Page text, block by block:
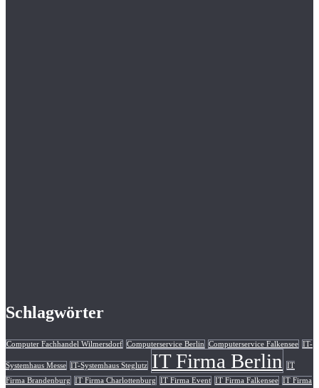
Schlagwörter
Computer Fachhandel Wilmersdorf Computerservice Berlin Computerservice Falkensee IT-
Systemhaus Messe IT-Systemhaus Steglutz IT Firma Berlin
IT
Firma Brandenburg
IT Firma Charlottenburg IT Firma Event IT Firma Falkensee IT Firma